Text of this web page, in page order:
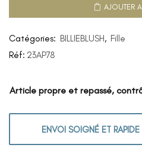
AJOUTER
Catégories: BILLIEBLUSH, Fille
Réf: 23AP78
Article propre et repassé,
ENVOI SOIGNÉ ET RAPIDE